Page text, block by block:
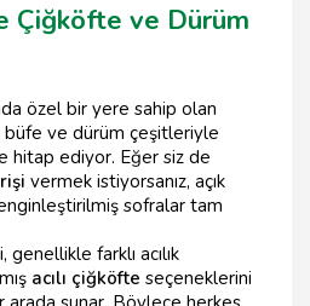
Çiğköfte ve Dürüm
özel bir yere sahip olan
büfe ve dürüm çeşitleriyle
hitap ediyor. Eğer siz de
vermek istiyorsanız, açık
sofralar tam
genellikle farklı acılık
acılı çiğköfte seçeneklerini